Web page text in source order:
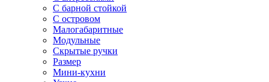
С барной стойкой
С островом
Малогабаритные
Модульные
Скрытые ручки
Размер
Мини-кухни